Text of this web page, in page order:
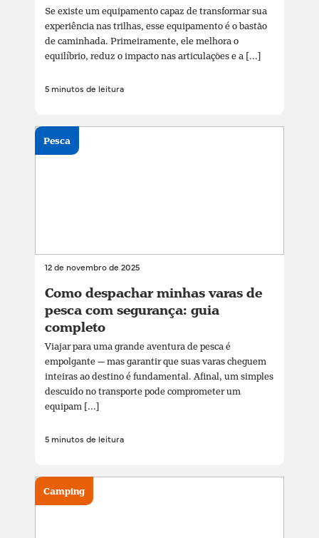
Se existe um equipamento capaz de transformar sua
experiência nas trilhas, esse equipamento é o bastão
de caminhada. Primeiramente, ele melhora o
equilíbrio, reduz o impacto nas articulações e a [...]
5 minutos de leitura
12 de novembro de 2025
Como despachar minhas varas de
pesca com segurança: guia
completo
Viajar para uma grande aventura de pesca é
empolgante — mas garantir que suas varas cheguem
inteiras ao destino é fundamental. Afinal, um simples
descuido no transporte pode comprometer um
equipam [...]
5 minutos de leitura
Pesca
Camping